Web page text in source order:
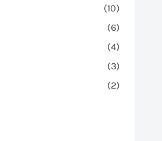
(10)
(6)
(4)
(3)
(2)